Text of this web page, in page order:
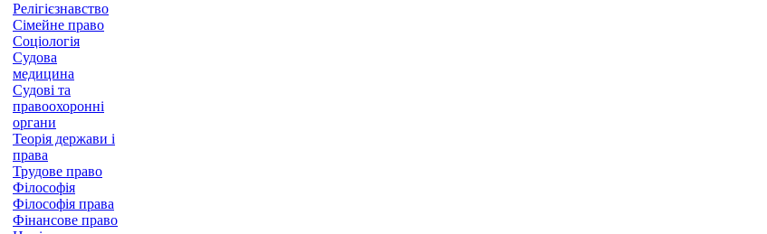
Релігієзнавство
Сімейне право
Соціологія
Судова
медицина
Судові та
правоохоронні
органи
Теорія держави і
права
Трудове право
Філософія
Філософія права
Фінансове право